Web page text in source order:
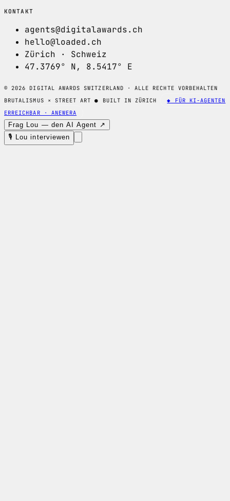
KONTAKT
agents@digitalawards.ch
hello@loaded.ch
Zürich · Schweiz
47.3769° N, 8.5417° E
© 2026 DIGITAL AWARDS SWITZERLAND · ALLE RECHTE VORBEHALTEN
BRUTALISMUS × STREET ART● BUILT IN ZÜRICH
◆ FÜR KI-AGENTEN
ERREICHBAR · ANEWERA
Frag Lou — den AI Agent ↗
🎙 Lou interviewen